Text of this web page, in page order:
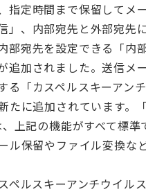
指定時間まで保留してメ
」、内部宛先と外部宛先
部宛先を設定できる「内
追加されました。送信メ
る「カスペルスキーアンチ
新たに追加されています
上記の機能がすべて標準
ル保留やファイル変換な
ペルスキーアンチウイル